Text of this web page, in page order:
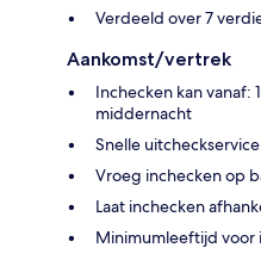
Verdeeld over 7
Aankomst/vertrek
Inchecken kan vanaf:
middernacht
Snelle
Vroeg inchecken op
Laat inchecken
Minimumleeftijd voor